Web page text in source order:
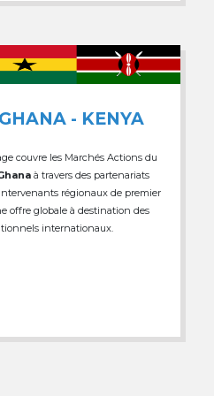
- KENYA
couvre les Marchés Actions du
à travers des partenariats
régionaux de premier
offre globale à destination des
internationaux.